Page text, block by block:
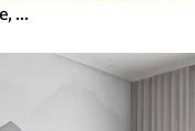
Blauwe abstracte bloemen met zachte, doorschijnende bloemblaadjes en delicate details, tegen een witte achtergrond